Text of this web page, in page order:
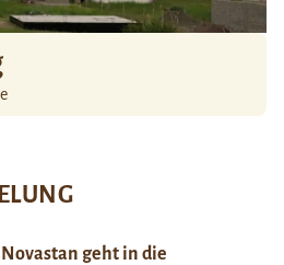
Novastan geht in die